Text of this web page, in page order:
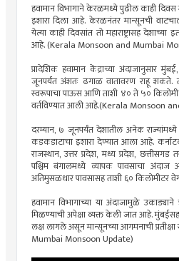
हवामान विभागाने केरळमध्ये पुढील काही
इशारा दिला आहे. केरळनंतर मान्सूनची
येत्या काही दिवसांत तो महाराष्ट्रासह देशाच्या
आहे. (Kerala Monsoon and Mumbai
प्रादेशिक हवामान केंद्राच्या अंदाजानुसार
जूनपर्यंत अंशतः ढगाळ वातावरण राहू
स्वरूपाचा पाऊस आणि ताशी ४० ते ५०
वर्तविण्यात आली आहे.(Kerala Monsoon
दरम्यान, ७ जूनपर्यंत देशातील अनेक
कडकडाटाचा इशारा देण्यात आला आहे.
राजस्थान, उत्तर प्रदेश, मध्य प्रदेश,
पश्चिम बंगालमध्ये व्यापक पावसाचा
अतिमुसळधार पावसासह ताशी ६० किलोमीटर
हवामान विभागाच्या या अंदाजामुळे उकाड्याने
मिळण्याची अपेक्षा व्यक्त केली जात आहे.
लक्ष लागले असून मान्सूनच्या आगमनाची
Mumbai Monsoon Update)